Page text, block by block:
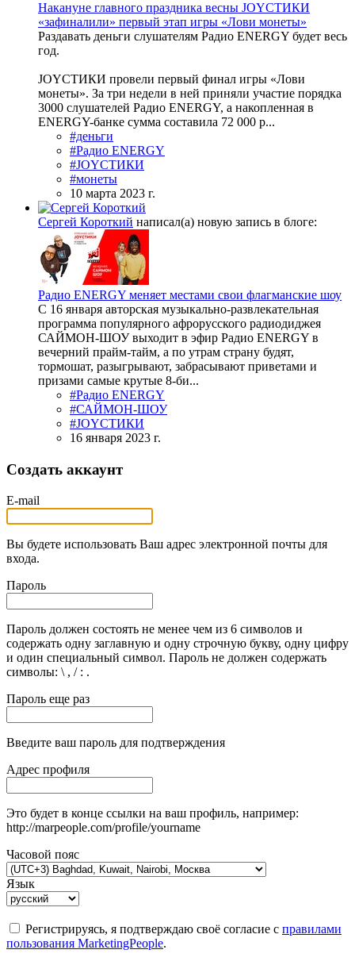
Накануне главного праздника весны JOYСТИКИ
«зафиналили» первый этап игры «Лови монеты»
Раздавать деньги слушателям Радио ENERGY будет весь
год.
JOYСТИКИ провели первый финал игры «Лови
монеты». За три недели в ней приняли участие порядка
3000 слушателей Радио ENERGY, а накопленная в
ENERGY-банке сумма составила 72 000 р...
#деньги
#Радио ENERGY
#JOYСТИКИ
#монеты
10 марта 2023 г.
Сергей Короткий написал(а) новую запись в блоге:
Радио ENERGY меняет местами свои флагманские шоу
С 16 января авторская музыкально-развлекательная
программа популярного афрорусского радиодиджея
САЙМОН-ШОУ выходит в эфир Радио ENERGY в
вечерний прайм-тайм, а по утрам страну будят,
тормошат, разыгрывают, забрасывают приветами и
призами самые крутые 8-би...
#Радио ENERGY
#САЙМОН-ШОУ
#JOYСТИКИ
16 января 2023 г.
Создать аккаунт
E-mail
Вы будете использовать Ваш адрес электронной почты для
входа.
Пароль
Пароль должен состоять не менее чем из 6 символов и
содержать одну заглавную и одну строчную букву, одну цифру
и один специальный символ. Пароль не должен содержать
символы: \ , / : .
Пароль еще раз
Введите ваш пароль для подтверждения
Адрес профиля
Это будет в конце ссылки на ваш профиль, например:
http://marpeople.com/profile/yourname
Часовой пояс
Язык
Регистрируясь, я подтверждаю своё согласие с правилами
пользования MarketingPeople.